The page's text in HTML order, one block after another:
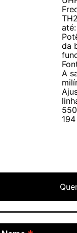
Sistema de
- Faixa de
- Frequência
- Resposta de
Microfone: TH200
- Banda de largura
- Relação S / N: 105
da
A